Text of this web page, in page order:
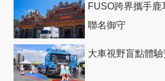
FUSO跨界攜手
聯名御守
大車視野盲點體